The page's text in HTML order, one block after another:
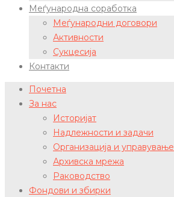
Меѓународна соработка
Меѓународни договори
Активности
Сукцесија
Контакти
Почетна
За нас
Историјат
Надлежности и задачи
Организација и управување
Архивска мрежа
Раководство
Фондови и збирки